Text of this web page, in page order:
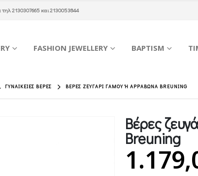
τηλ2130307665 και2130053844
FASHION JEWELLERY BAPTISM
, ΓΥΝΑΙΚΕΊΕΣ ΒΈΡΕΣ ΒΈΡΕΣ ΖΕΥΓΆΡΙ ΓΆΜΟΥ Ή ΑΡΡΑΒΏΝΑ BREUNING
Βέρες
Breuning